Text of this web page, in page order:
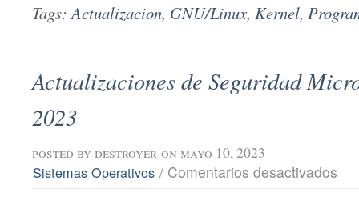
Tags:Actualizacion, GNU/Linux, Kernel,
Actualizaciones de Seguridad
2023
posted by destroyer on mayo 10, 2023
Sistemas Operativos / Comentarios desactivados